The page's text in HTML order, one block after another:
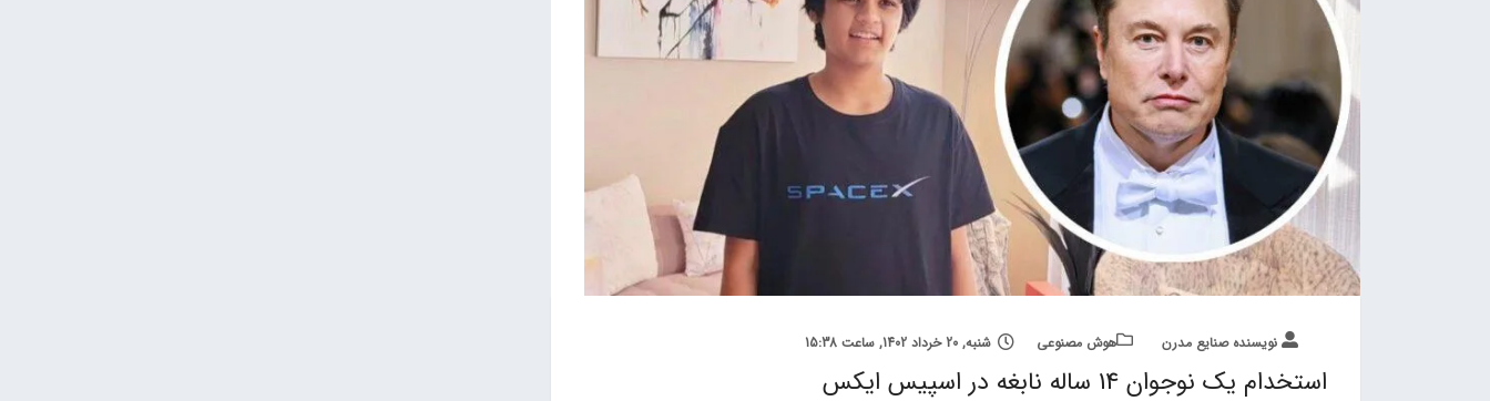
نویسنده صنایع مدرن هوش مصنوعی شنبه, 20 خرداد 1402, ساعت 15:38
استخدام یک نوجوان 14 ساله نابغه در اسپیس ایکس